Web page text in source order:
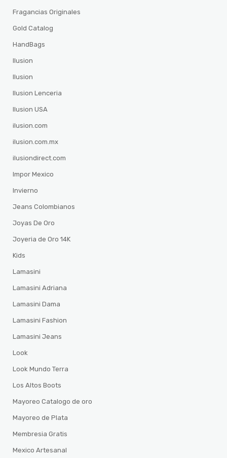
Fragancias Originales
Gold Catalog
HandBags
Ilusion
Ilusion
Ilusion Lenceria
Ilusion USA
ilusion.com
ilusion.com.mx
ilusiondirect.com
Impor Mexico
Invierno
Jeans Colombianos
Joyas De Oro
Joyeria de Oro 14K
Kids
Lamasini
Lamasini Adriana
Lamasini Dama
Lamasini Fashion
Lamasini Jeans
Look
Look Mundo Terra
Los Altos Boots
Mayoreo Catalogo de oro
Mayoreo de Plata
Membresia Gratis
Mexico Artesanal